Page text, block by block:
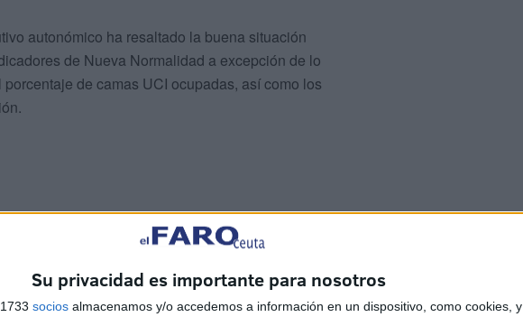
Su privacidad es importante para nosotros
socios almacenamos y/o accedemos a información en un dispositivo, como cookies, y
autonómico ha resaltado la buena situación
de Nueva Normalidad a excepción de lo
de camas UCI ocupadas, así como los
con al menos una dosis